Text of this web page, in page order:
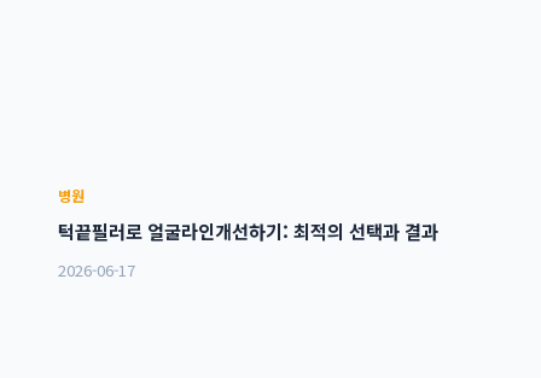
병원
턱끝필러로 얼굴라인개선하기: 최적의 선택과 결과
2026-06-17